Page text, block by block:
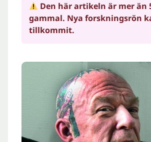
Den här artikeln är mer än
gammal. Nya forskningsrön
tillkommit.